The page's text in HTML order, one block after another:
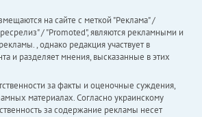
на сайте с меткой "Реклама" /
/ "Promoted", являются рекламными и
, однако редакция участвует в
и разделяет мнения, высказанные в этих
за факты и оценочные суждения,
материалах. Согласно украинскому
за содержание рекламы несет